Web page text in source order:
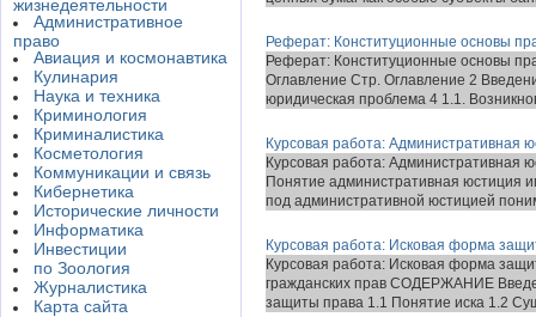
жизнедеятельности
Административное
право
Авиация и космонавтика
Кулинария
Наука и техника
Криминология
Криминалистика
Косметология
Коммуникации и связь
Кибернетика
Исторические личности
Информатика
Инвестиции
по Зоология
Журналистика
Карта сайта
Реферат: Конституционные основы
Реферат: Конституционные основы
Оглавление Стр. Оглавление 2
юридическая проблема 4 1.1.
Курсовая работа: Административная
Курсовая работа: Административная
Понятие административная юстиция
под административной юстицией
Курсовая работа: Исковая форма
Курсовая работа: Исковая форма
гражданских прав СОДЕРЖАНИЕ
защиты права 1.1 Понятие иска 1.2